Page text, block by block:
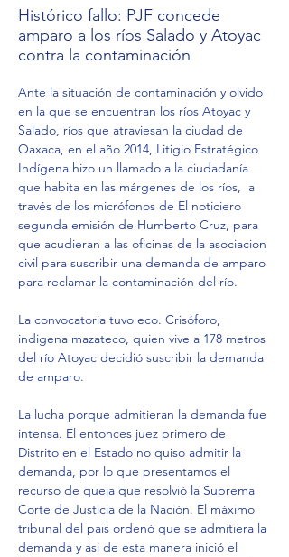
Histórico fallo: PJF concede
amparo a los ríos Salado y Atoyac
contra la contaminación
Ante la situación de contaminación y olvido
en la que se encuentran los ríos Atoyac y
Salado, ríos que atraviesan la ciudad de
Oaxaca, en el año 2014, Litigio Estratégico
Indígena hizo un llamado a la ciudadanía
que habita en las márgenes de los ríos, a
través de los micrófonos de El noticiero
segunda emisión de Humberto Cruz, para
que acudieran a las oficinas de la asociacion
civil para suscribir una demanda de amparo
para reclamar la contaminación del río.
La convocatoria tuvo eco. Crisóforo,
indigena mazateco, quien vive a 178 metros
del río Atoyac decidió suscribir la demanda
de amparo.
La lucha porque admitieran la demanda fue
intensa. El entonces juez primero de
Distrito en el Estado no quiso admitir la
demanda, por lo que presentamos el
recurso de queja que resolvió la Suprema
Corte de Justicia de la Nación. El máximo
tribunal del pais ordenó que se admitiera la
demanda y asi de esta manera inició el